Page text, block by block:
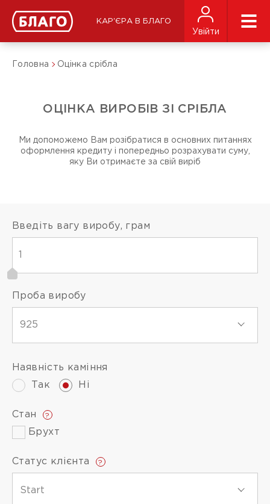
КАР'ЄРА В БЛАГО
Увійти
Головна Оцінка срібла
ОЦІНКА ВИРОБІВ ЗІ СРІБЛА
Ми допоможемо Вам розібратися в основних питаннях
оформлення кредиту і попередньо розрахувати суму,
яку Ви отримаєте за свій виріб
Введіть вагу виробу, грам
Проба виробу
925
Наявність каміння
Так
Ні
Стан ?
Брухт
Статус клієнта ?
Start